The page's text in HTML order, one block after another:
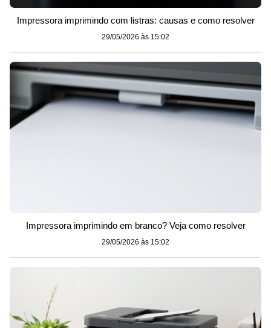
Impressora imprimindo com listras: causas e como resolver
29/05/2026 às 15:02
Impressora imprimindo em branco? Veja como resolver
29/05/2026 às 15:02